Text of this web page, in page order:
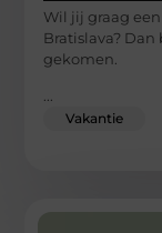
Wil jij graag
Bratislava?
gekomen.
...
Vakantie